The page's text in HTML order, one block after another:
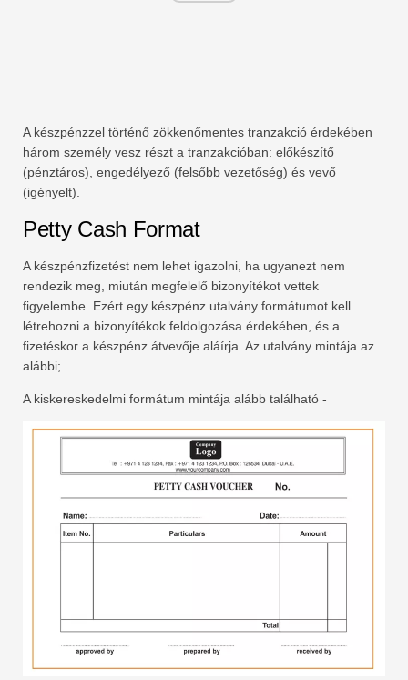
A készpénzzel történő zökkenőmentes tranzakció érdekében
három személy vesz részt a tranzakcióban: előkészítő
(pénztáros), engedélyező (felsőbb vezetőség) és vevő
(igényelt).
Petty Cash Format
A készpénzfizetést nem lehet igazolni, ha ugyanezt nem
rendezik meg, miután megfelelő bizonyítékot vettek
figyelembe. Ezért egy készpénz utalvány formátumot kell
létrehozni a bizonyítékok feldolgozása érdekében, és a
fizetéskor a készpénz átvevője aláírja. Az utalvány mintája az
alábbi;
A kiskereskedelmi formátum mintája alább található -